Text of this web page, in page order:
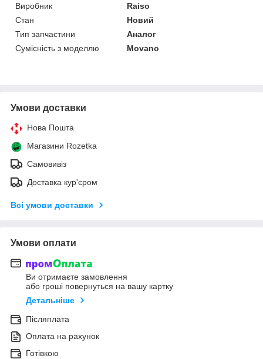
Виробник
Raiso
Стан
Новий
Тип запчастини
Аналог
Сумісність з моделлю
Movano
Умови доставки
Нова Пошта
Магазини Rozetka
Самовивіз
Доставка кур'єром
Всі умови доставки
Умови оплати
Ви отримаєте замовлення
або гроші повернуться на вашу картку
Детальніше
Післяплата
Оплата на рахунок
Готівкою